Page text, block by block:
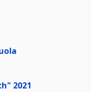
2021